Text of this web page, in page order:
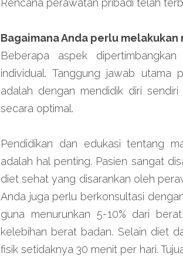
Rencana perawatan pribadi telah
Bagaimana Anda perlu
Beberapa aspek
individual. Tanggung jawab utama
adalah dengan mendidik diri
secara optimal.
Pendidikan dan edukasi tentang
adalah hal penting. Pasien sangat
diet sehat yang disarankan oleh
Anda juga perlu berkonsultasi
guna menurunkan 5-10% dari
kelebihan berat badan. Selain diet
fisik setidaknya 30 menit per hari.